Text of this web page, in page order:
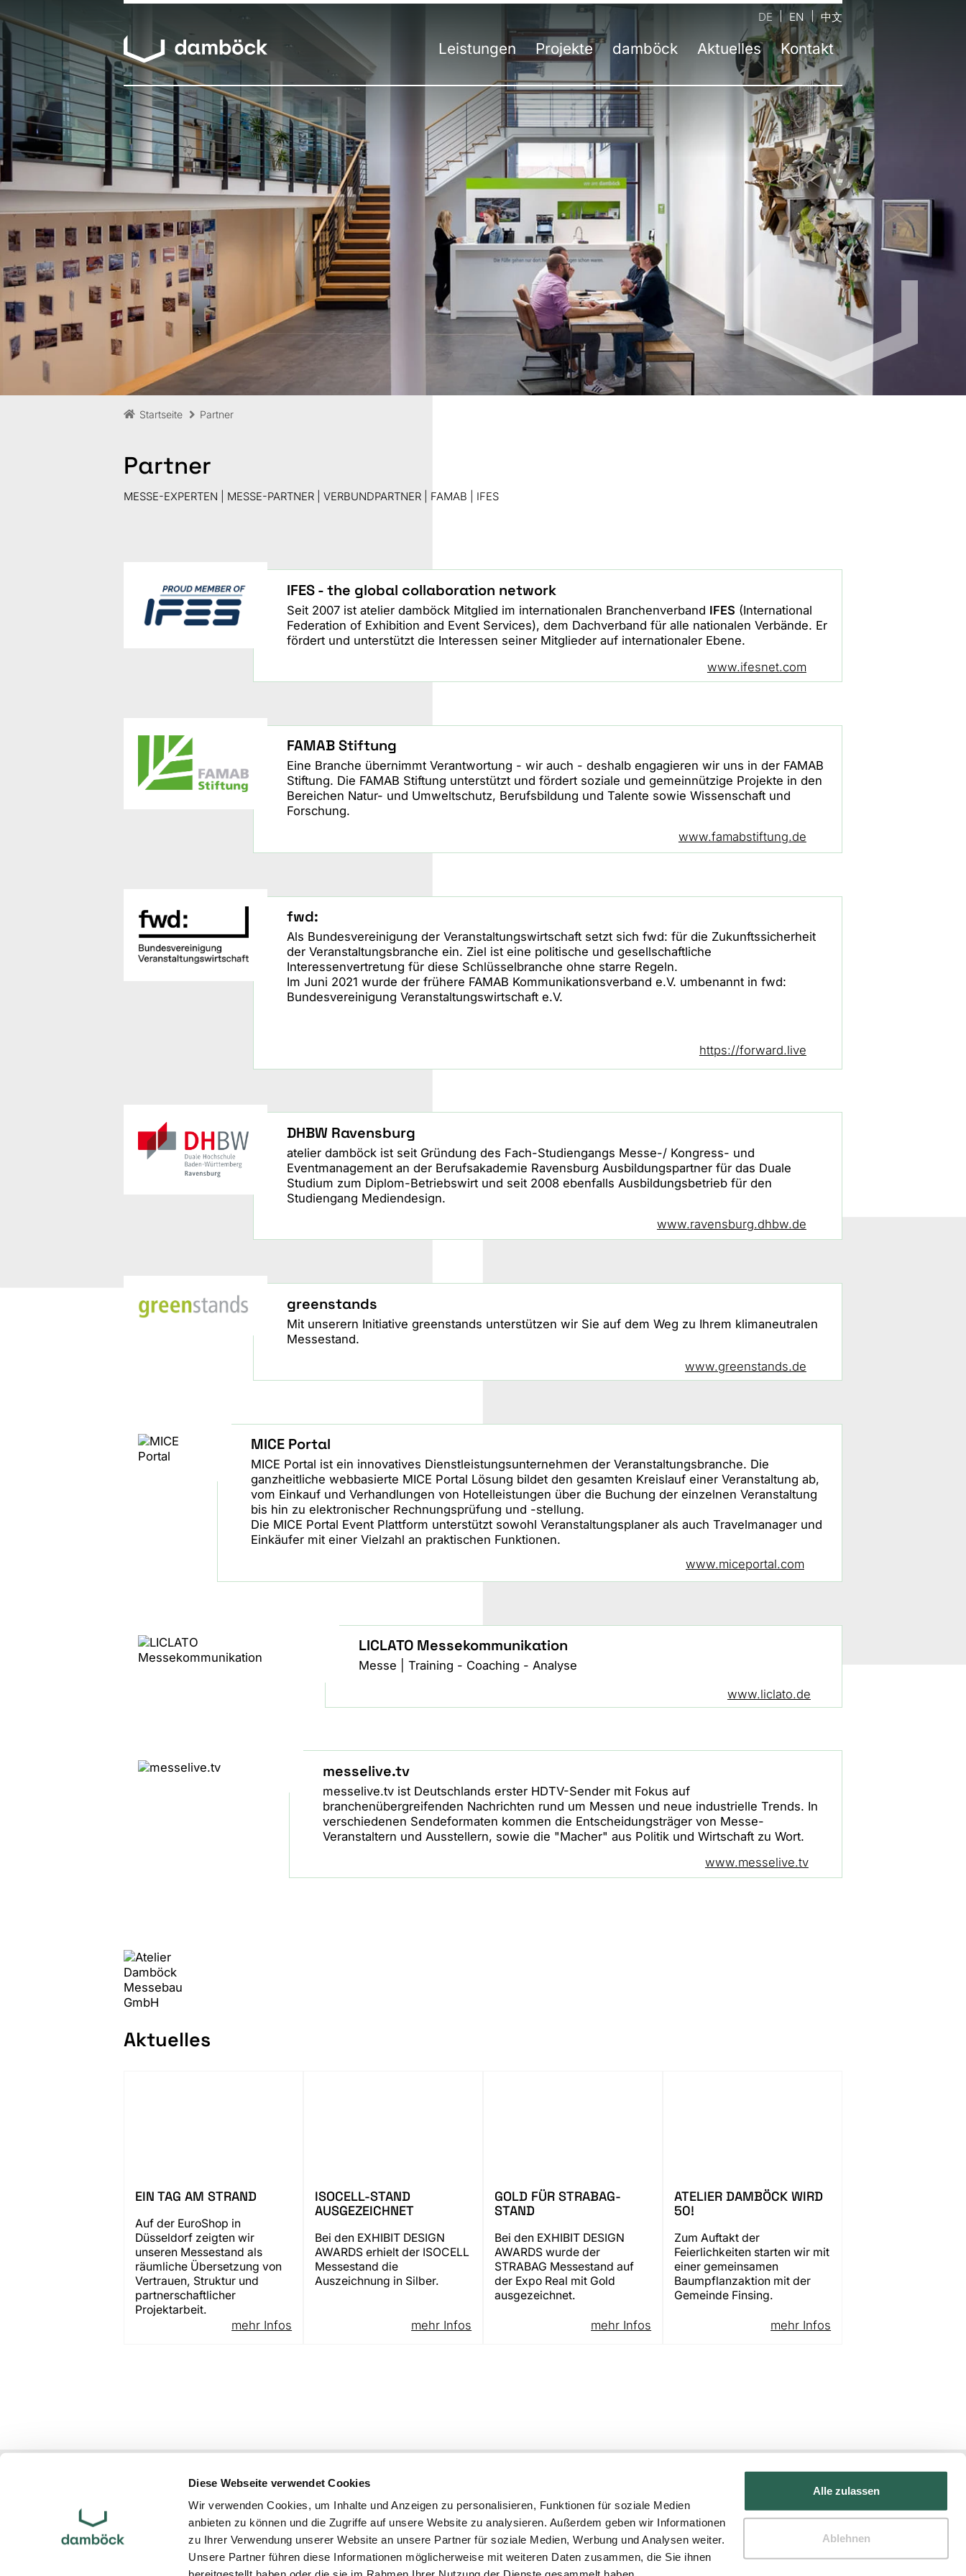
Diese Webseite verwendet Cookies
Wir verwenden Cookies, um Inhalte und Anzeigen zu personalisieren, Funktionen für soziale Medien
anbieten zu können und die Zugriffe auf unsere Website zu analysieren. Außerdem geben wir Informationen
zu Ihrer Verwendung unserer Website an unsere Partner für soziale Medien, Werbung und Analysen weiter.
Unsere Partner führen diese Informationen möglicherweise mit weiteren Daten zusammen, die Sie ihnen
Alle zulassen
Ablehnen
DE EN 中文
Leistungen
Übersicht
Messebau
Messedesign
Besucherstromanalyse
Virtuelle Räume
Hybrid-Kommunikation
Events | Veranstaltungen
Projekte
Übersicht
Messe
Event
Innenausbau
Digital
damböck
Unternehmen
Team
50 Jahre atelier damböck
Werkstätten
Umweltbewusstsein
Auszeichnungen
Ausbildung
Preisliste
Aktuelles
Aktuelle Informationen
Newsletter
Kontakt
Kontaktformular
Hauptsitz Neufinsing bei München
Standort Kassel
Standort Berlin
Standort Trochtelfingen
Standort Linz | AT
Standort Salzburg | AT
Standort Mailand | IT
Standort Shanghai | CN
Startseite Partner
Partner
MESSE-EXPERTEN | MESSE-PARTNER | VERBUNDPARTNER | FAMAB | IFES
IFES - the global collaboration network
Seit 2007 ist atelier damböck Mitglied im internationalen Branchenverband IFES (International
Federation of Exhibition and Event Services), dem Dachverband für alle nationalen Verbände. Er
fördert und unterstützt die Interessen seiner Mitglieder auf internationaler Ebene.
www.ifesnet.com
FAMAB Stiftung
Eine Branche übernimmt Verantwortung - wir auch - deshalb engagieren wir uns in der FAMAB
Stiftung. Die FAMAB Stiftung unterstützt und fördert soziale und gemeinnützige Projekte in den
Bereichen Natur- und Umweltschutz, Berufsbildung und Talente sowie Wissenschaft und
Forschung.
www.famabstiftung.de
fwd:
Als Bundesvereinigung der Veranstaltungswirtschaft setzt sich fwd: für die Zukunftssicherheit
der Veranstaltungsbranche ein. Ziel ist eine politische und gesellschaftliche
Interessenvertretung für diese Schlüsselbranche ohne starre Regeln.
Im Juni 2021 wurde der frühere FAMAB Kommunikationsverband e.V. umbenannt in fwd:
Bundesvereinigung Veranstaltungswirtschaft e.V.
https://forward.live
DHBW Ravensburg
atelier damböck ist seit Gründung des Fach-Studiengangs Messe-/ Kongress- und
Eventmanagement an der Berufsakademie Ravensburg Ausbildungspartner für das Duale
Studium zum Diplom-Betriebswirt und seit 2008 ebenfalls Ausbildungsbetrieb für den
Studiengang Mediendesign.
www.ravensburg.dhbw.de
greenstands
Mit unserern Initiative greenstands unterstützen wir Sie auf dem Weg zu Ihrem klimaneutralen
Messestand.
www.greenstands.de
MICE Portal
MICE Portal ist ein innovatives Dienstleistungsunternehmen der Veranstaltungsbranche. Die
ganzheitliche webbasierte MICE Portal Lösung bildet den gesamten Kreislauf einer Veranstaltung ab,
vom Einkauf und Verhandlungen von Hotelleistungen über die Buchung der einzelnen Veranstaltung
bis hin zu elektronischer Rechnungsprüfung und -stellung.
Die MICE Portal Event Plattform unterstützt sowohl Veranstaltungsplaner als auch Travelmanager und
Einkäufer mit einer Vielzahl an praktischen Funktionen.
www.miceportal.com
LICLATO Messekommunikation
Messe | Training - Coaching - Analyse
www.liclato.de
messelive.tv
messelive.tv ist Deutschlands erster HDTV-Sender mit Fokus auf
branchenübergreifenden Nachrichten rund um Messen und neue industrielle Trends. In
verschiedenen Sendeformaten kommen die Entscheidungsträger von Messe-
Veranstaltern und Ausstellern, sowie die "Macher" aus Politik und Wirtschaft zu Wort.
www.messelive.tv
Aktuelles
EIN TAG AM STRAND
Auf der EuroShop in
Düsseldorf zeigten wir
unseren Messestand als
räumliche Übersetzung von
Vertrauen, Struktur und
partnerschaftlicher
Projektarbeit.
mehr Infos
ISOCELL-STAND
AUSGEZEICHNET
Bei den EXHIBIT DESIGN
AWARDS erhielt der ISOCELL
Messestand die
Auszeichnung in Silber.
mehr Infos
GOLD FÜR STRABAG-
STAND
Bei den EXHIBIT DESIGN
AWARDS wurde der
STRABAG Messestand auf
der Expo Real mit Gold
ausgezeichnet.
mehr Infos
ATELIER DAMBÖCK WIRD
50!
Zum Auftakt der
Feierlichkeiten starten wir mit
einer gemeinsamen
Baumpflanzaktion mit der
Gemeinde Finsing.
mehr Infos
Oskar-von-Miller-Ring 1
Neufinsingbei München
info@damboeck.de
Impressum
weitere Informationen:
Messebau
Messestand